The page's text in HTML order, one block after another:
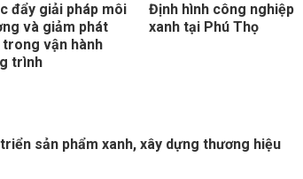
đẩy giải pháp môi
và giảm phát
vận hành
trình
Định hình công nghiệp
xanh tại Phú Thọ
sản phẩm xanh, xây dựng thương hiệu